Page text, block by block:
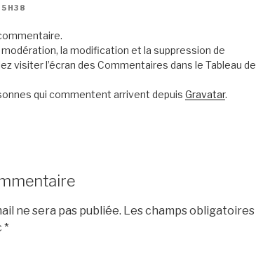
la modification et la suppression de
visiter l’écran des Commentaires dans le Tableau de
qui commentent arrivent depuis Gravatar.
ne sera pas publiée. Les champs obligatoires
*